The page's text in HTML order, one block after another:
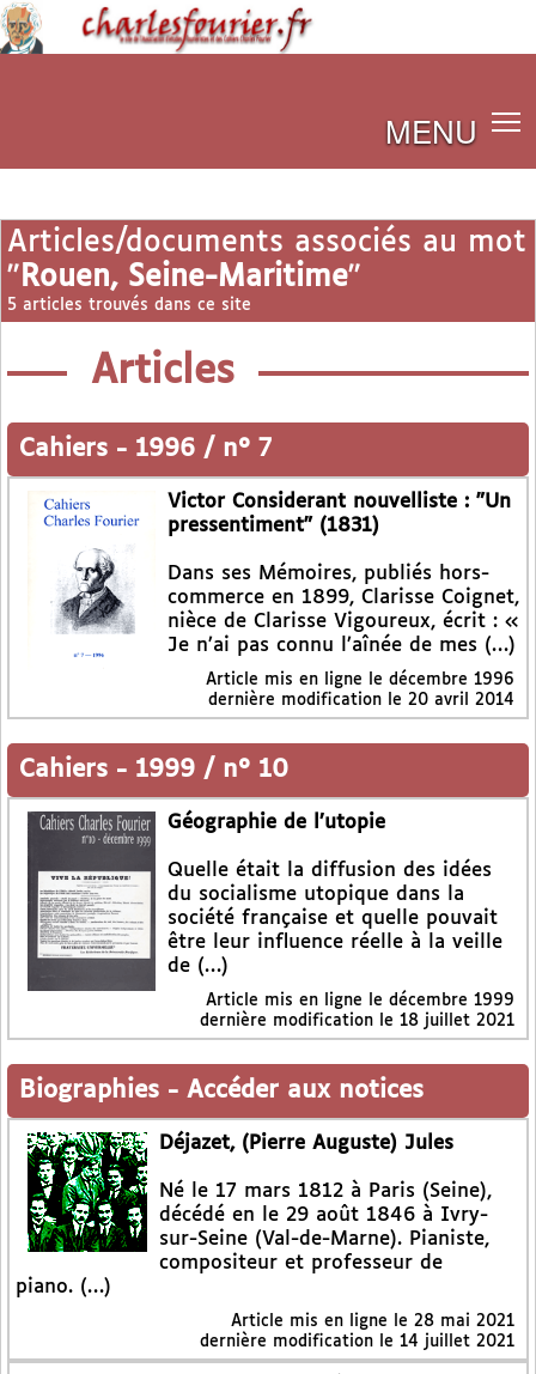
MENU
Articles/documents associés au mot
" Rouen, Seine-Maritime"
5 articles trouvés dans ce site
Articles
Cahiers - 1996 / n° 7
Victor Considerant nouvelliste : "Un
pressentiment" (1831)
Dans ses Mémoires, publiés hors-
commerce en 1899, Clarisse Coignet,
nièce de Clarisse Vigoureux, écrit : «
Je n’ai pas connu l’aînée de mes (…)
Article mis en ligne le décembre 1996
dernière modification le 20 avril 2014
Cahiers - 1999 / n° 10
Géographie de l’utopie
Quelle était la diffusion des idées
du socialisme utopique dans la
société française et quelle pouvait
être leur influence réelle à la veille
de (…)
Article mis en ligne le décembre 1999
dernière modification le 18 juillet 2021
Biographies - Accéder aux notices
Déjazet, (Pierre Auguste) Jules
Né le 17 mars 1812 à Paris (Seine),
décédé en le 29 août 1846 à Ivry-
sur-Seine (Val-de-Marne). Pianiste,
compositeur et professeur de
piano. (…)
Article mis en ligne le 28 mai 2021
dernière modification le 14 juillet 2021